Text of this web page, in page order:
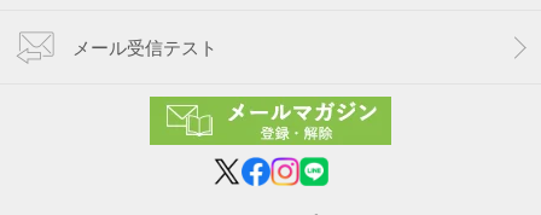
メール受信テスト